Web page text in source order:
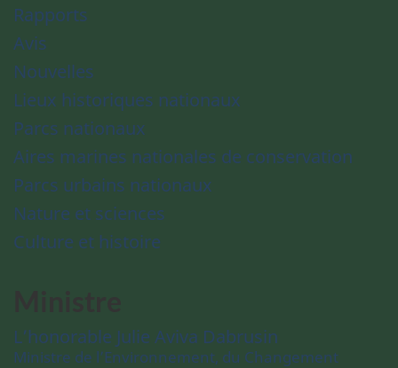
Rapports
Avis
Nouvelles
Lieux historiques nationaux
Parcs nationaux
Aires marines nationales de conservation
Parcs urbains nationaux
Nature et sciences
Culture et histoire
L’honorable Julie Aviva Dabrusin
Ministre de l’Environnement, du Changement